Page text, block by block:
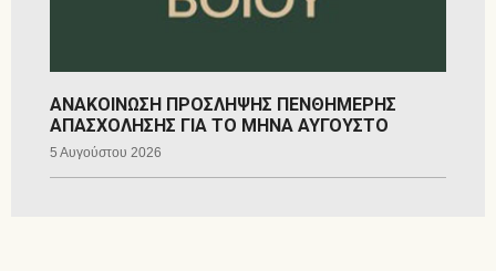
ΑΝΑΚΟΙΝΩΣΗ ΠΡΟΣΛΗΨΗΣ ΠΕΝΘΗΜΕΡΗΣ
ΑΠΑΣΧΟΛΗΣΗΣ ΓΙΑ ΤΟ ΜΗΝΑ ΑΥΓΟΥΣΤΟ
5 Αυγούστου 2026